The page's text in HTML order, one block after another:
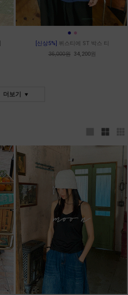
● ●
[신상5%] 뷔스티에 ST 박스 티
36,000원 34,200원
더보기